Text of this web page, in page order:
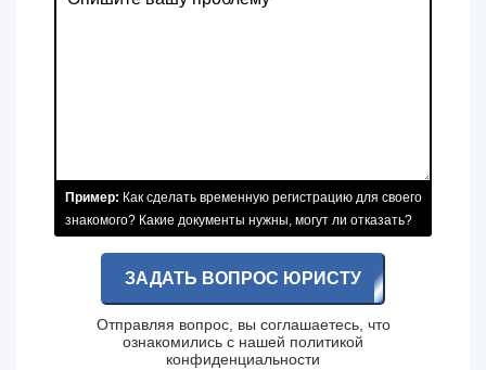
Пример: Как сделать временную регистрацию для своего
знакомого? Какие документы нужны, могут ли отказать?
ЗАДАТЬ ВОПРОС ЮРИСТУ
Отправляя вопрос, вы соглашаетесь, что
ознакомились с нашей политикой
конфиденциальности